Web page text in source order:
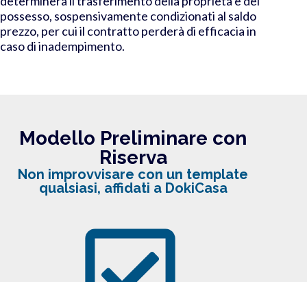
possesso, sospensivamente condizionati al saldo
prezzo, per cui il contratto perderà di efficacia in
caso di inadempimento.
Modello Preliminare con
Riserva
Non improvvisare con un template
qualsiasi, affidati a DokiCasa